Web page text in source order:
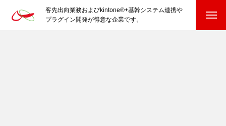
客先出向業務およびkintone®+基幹システム連携や
プラグイン開発が得意な企業です。